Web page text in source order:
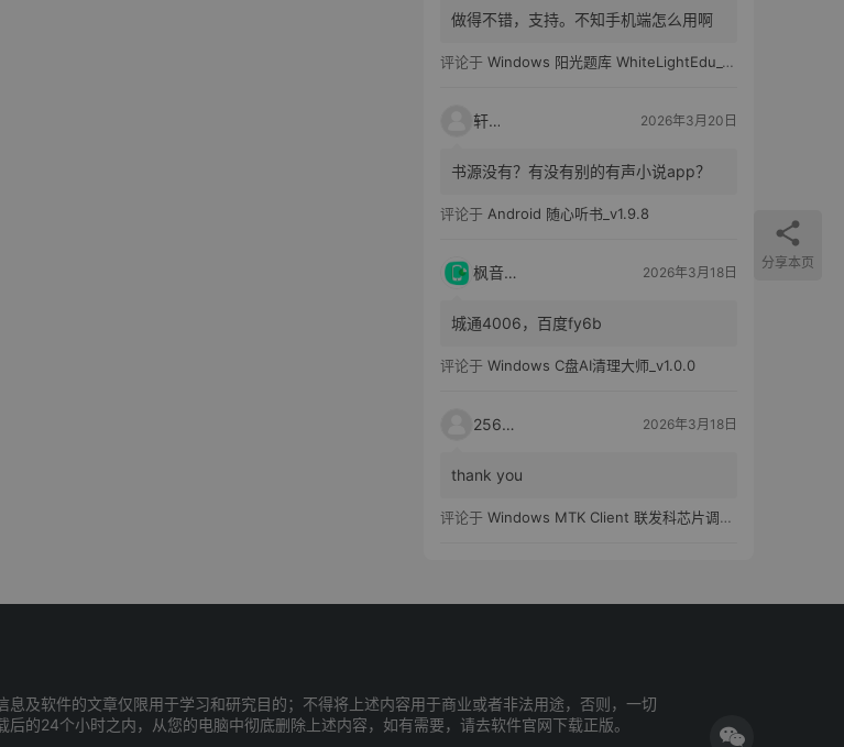
做得不错，支持。不知手机端怎么用啊
评论于 Windows 阳光题库 WhiteLightEdu_v2.0.0
轩爸 2026年3月20日
书源没有？有没有别的有声小说app？
评论于 Android 随心听书_v1.9.8
枫音应用 2026年3月18日
城通4006，百度fy6b
评论于 Windows C盘AI清理大师_v1.0.0
25651 2026年3月18日
thank you
评论于 Windows MTK Client 联发科芯片调试工具_v2.01 汉化版
及软件的文章仅限用于学习和研究目的；不得将上述内容用于商业或者非法用途，否则，一切
的24个小时之内，从您的电脑中彻底删除上述内容，如有需要，请去软件官网下载正版。
分享本页